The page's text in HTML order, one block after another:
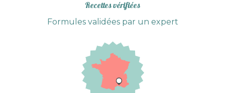
Recettes vérifiées
Formules validées par un expert